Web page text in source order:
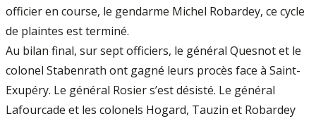
officier en course, le gendarme Michel Robardey, ce cycle
de plaintes est terminé.
Au bilan final, sur sept officiers, le général Quesnot et le
colonel Stabenrath ont gagné leurs procès face à Saint-
Exupéry. Le général Rosier s’est désisté. Le général
Lafourcade et les colonels Hogard, Tauzin et Robardey